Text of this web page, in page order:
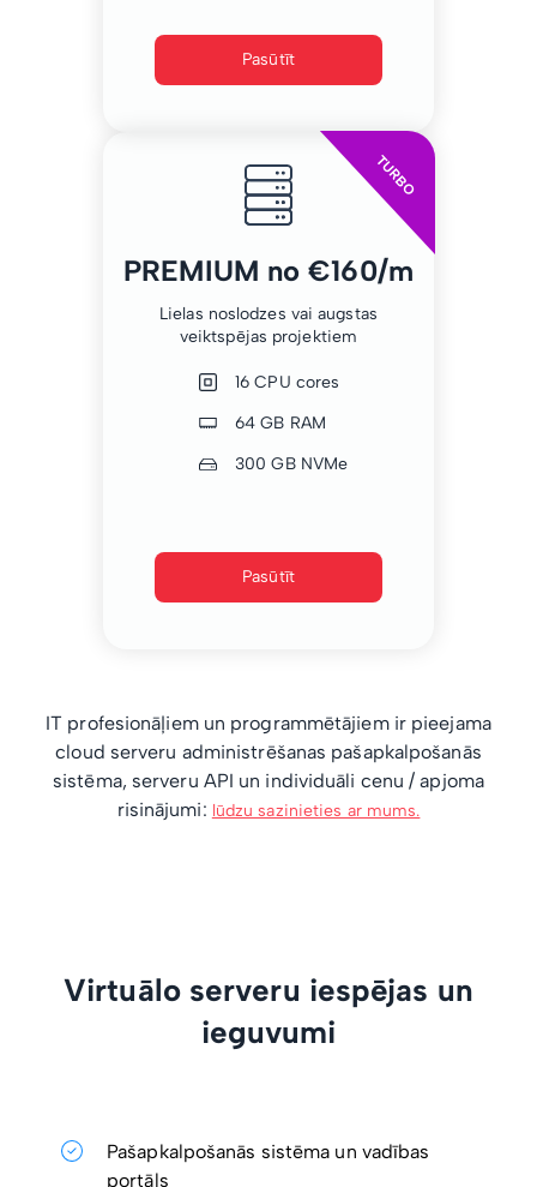
Pasūtīt
TURBO
PREMIUM no €160/m
Lielas noslodzes vai augstas
veiktspējas projektiem
16 CPU cores
64 GB RAM
300 GB NVMe
Pasūtīt
IT profesionāļiem un programmētājiem ir pieejama
cloud serveru administrēšanas pašapkalpošanās
sistēma, serveru API un individuāli cenu / apjoma
risinājumi: lūdzu sazinieties ar mums.
Virtuālo serveru iespējas un
ieguvumi
Pašapkalpošanās sistēma un vadības
portāls